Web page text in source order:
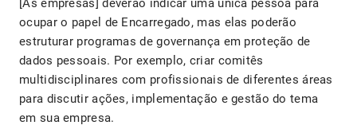
[As empresas] deverão indicar uma única pessoa para
ocupar o papel de Encarregado, mas elas poderão
estruturar programas de governança em proteção de
dados pessoais. Por exemplo, criar comitês
multidisciplinares com profissionais de diferentes áreas
para discutir ações, implementação e gestão do tema
em sua empresa.